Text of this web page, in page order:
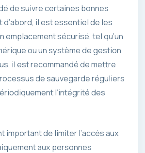
de suivre certaines bonnes
d’abord, il est essentiel de les
emplacement sécurisé, tel qu’un
ou un système de gestion
il est recommandé de mettre
de sauvegarde réguliers
l’intégrité des
important de limiter l’accès aux
aux personnes